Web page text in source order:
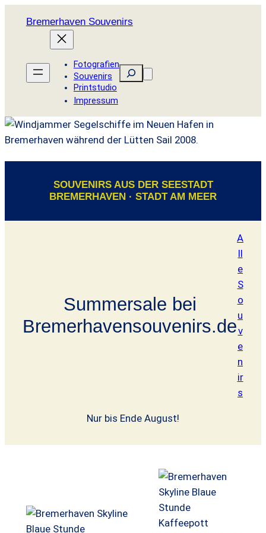
Bremerhaven Souvenirs
Fotografien
Souvenirs
Printstudio
Impressum
Suchen
SOUVENIRS AUS DER SEESTADT
BREMERHAVEN · STADT AM MEER
Summersale bei
Bremerhavensouvenirs.de
A
ll
e
S
o
u
v
e
n
ir
s
Nur bis Ende August!